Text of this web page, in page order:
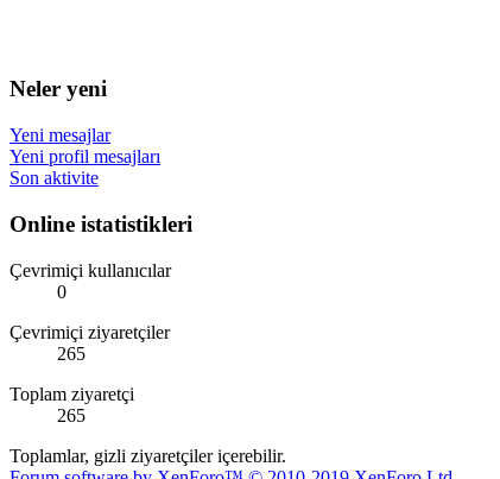
Neler yeni
Yeni mesajlar
Yeni profil mesajları
Son aktivite
Online istatistikleri
Çevrimiçi kullanıcılar
0
Çevrimiçi ziyaretçiler
265
Toplam ziyaretçi
265
Toplamlar, gizli ziyaretçiler içerebilir.